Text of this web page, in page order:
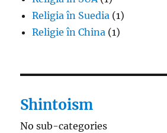
Religia în Suedia (1)
Religie în China (1)
Shintoism
No sub-categories